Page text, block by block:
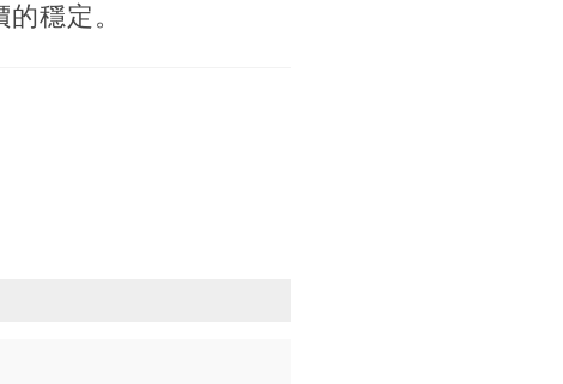
穩定。